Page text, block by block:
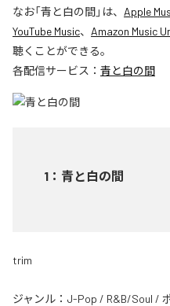
なお「青と白の間」は、 Apple
YouTube Music、 Amazon Music
聴くことができる。
各配信サービス： 青と白の間
1 ： 青と白の間
trim
ジャンル： J-Pop / R&B/Soul /